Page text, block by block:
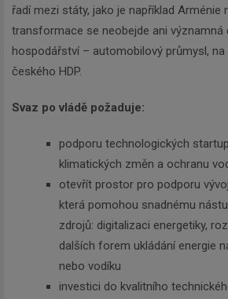
řadí mezi státy, jako je například Arménie
transformace se neobejde ani významná
hospodářství – automobilový průmysl, na
českého HDP.
Svaz po vládě požaduje:
podporu technologických
klimatických změn a ochranu
otevřít prostor pro podporu
která pomohou snadnému
zdrojů: digitalizaci energetiky,
dalších forem ukládání energie
nebo vodíku
investici do kvalitního